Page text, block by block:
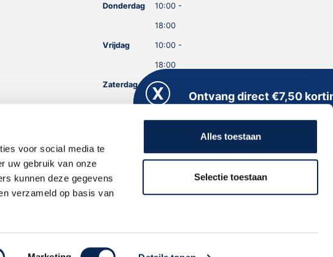
voor social media te
uw gebruik van onze
kunnen deze gegevens
verzameld op basis van
Alles toestaan
Selectie toestaan
Donderdag 10:00 -
18:00
Vrijdag 10:00 -
18:00
Zaterdag 10:00 -
18:00
vermeld.
Ontvang direct €7,50
Meld je aan voor onze nieuwsbrief en
direct een persoonlijke kortingscode